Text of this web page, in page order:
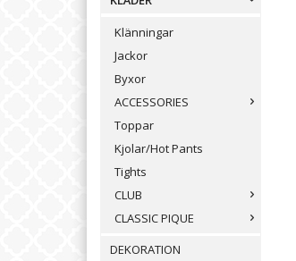
Klänningar
Jackor
Byxor
ACCESSORIES
Toppar
Kjolar/Hot Pants
Tights
CLUB
CLASSIC PIQUE
DEKORATION